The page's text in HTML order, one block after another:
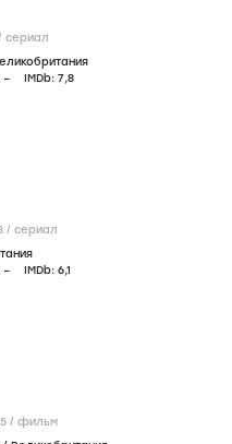
сериал
– IMDb: 7,8
/ сериал
– IMDb: 6,1
/ фильм